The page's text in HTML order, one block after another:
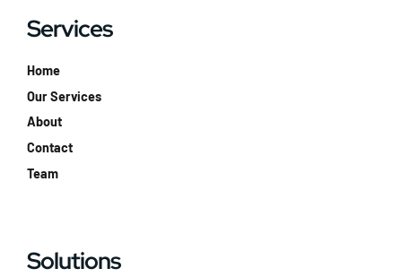
Services
Home
Our Services
About
Contact
Team
Solutions